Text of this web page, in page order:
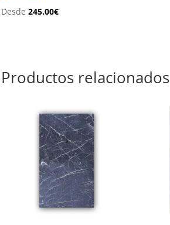
Desde245.00€
Productos relacionados